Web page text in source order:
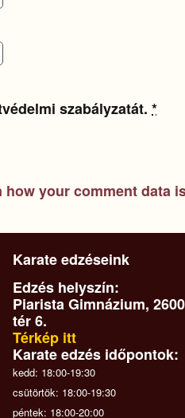
szabályzatát. *
how your comment data
Karate edzéseink
Edzés helyszín:
Piarista Gimnázium,
tér 6.
Térkép itt
Karate edzés időpontok:
kedd: 18:00-19:30
csütörtök: 18:00-19:30
péntek: 18:00-20:00